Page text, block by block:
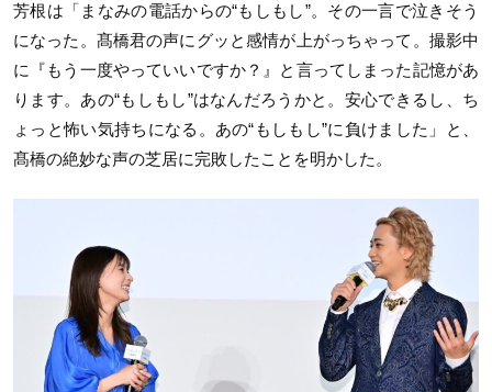
芳根は「まなみの電話からの“もしもし”。その一言で泣きそう
になった。髙橋君の声にグッと感情が上がっちゃって。撮影中
に『もう一度やっていいですか？』と言ってしまった記憶があ
ります。あの“もしもし”はなんだろうかと。安心できるし、ち
ょっと怖い気持ちになる。あの“もしもし”に負けました」と、
髙橋の絶妙な声の芝居に完敗したことを明かした。